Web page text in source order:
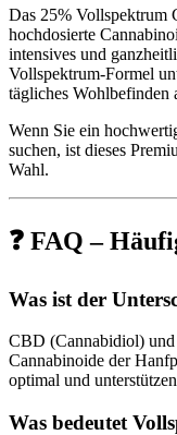
Das 25%
hochdosierte
intensives und
Vollspektrum-Formel
tägliches Wohlbefinden
Wenn Sie ein
suchen, ist dieses
Wahl.
❓ FAQ –
Was ist der
CBD (Cannabidiol)
Cannabinoide der
optimal und
Was bedeutet